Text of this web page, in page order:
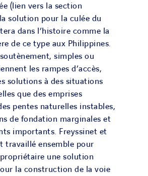
(lien vers la section
solution pour la culée du
dans l’histoire comme la
de ce type aux Philippines.
simples ou
les rampes d’accès,
solutions à des situations
que des emprises
pentes naturelles instables,
de fondation marginales et
importants. Freyssinet et
travaillé ensemble pour
une solution
la construction de la voie